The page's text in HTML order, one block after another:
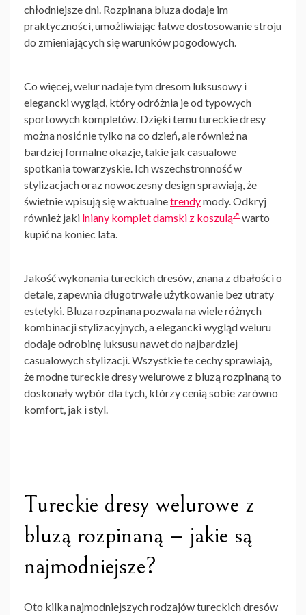
chłodniejsze dni. Rozpinana bluza dodaje im
praktyczności, umożliwiając łatwe dostosowanie stroju
do zmieniających się warunków pogodowych.
Co więcej, welur nadaje tym dresom luksusowy i
elegancki wygląd, który odróżnia je od typowych
sportowych kompletów. Dzięki temu tureckie dresy
można nosić nie tylko na co dzień, ale również na
bardziej formalne okazje, takie jak casualowe
spotkania towarzyskie. Ich wszechstronność w
stylizacjach oraz nowoczesny design sprawiają, że
świetnie wpisują się w aktualnetrendymody. Odkryj
również jaki lniany komplet damski z koszulą
warto
kupić na koniec lata.
Jakość wykonania tureckich dresów, znana z dbałości o
detale, zapewnia długotrwałe użytkowanie bez utraty
estetyki. Bluza rozpinana pozwala na wiele różnych
kombinacji stylizacyjnych, a elegancki wygląd weluru
dodaje odrobinę luksusu nawet do najbardziej
casualowych stylizacji. Wszystkie te cechy sprawiają,
żemodnetureckie dresy welurowe z bluzą rozpinanąto
doskonały wybór dla tych, którzy cenią sobie zarówno
komfort, jak i styl.
Tureckie dresy welurowe z
bluzą rozpinaną – jakie są
najmodniejsze?
Oto kilka najmodniejszych rodzajów tureckich dresów